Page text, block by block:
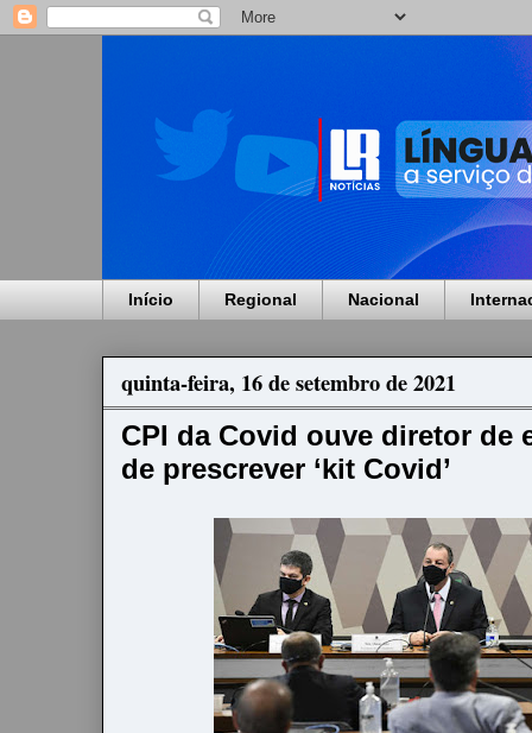
Início Regional Nacional
quinta-feira, 16 de setembro de 2021
CPI da Covid ouve diretor de
de prescrever ‘kit Covid’